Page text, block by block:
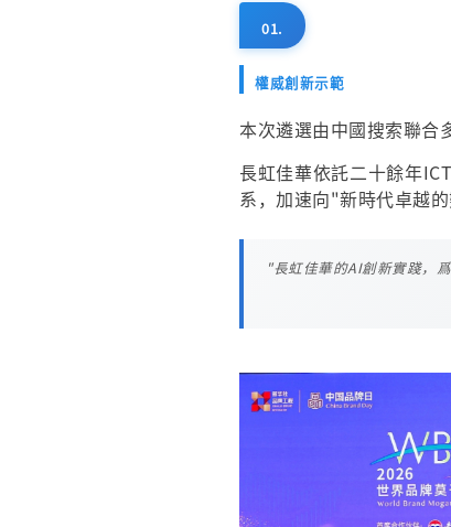
01.
權威創新示範
本次遴選由中國搜索聯合
長虹佳華依託二十餘年
系，加速向"新時代卓越
"長虹佳華的AI創新實踐，